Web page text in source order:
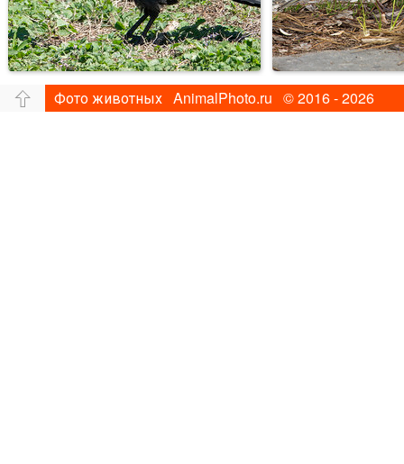
Фото животных AnimalPhoto.ru © 2016 - 2026